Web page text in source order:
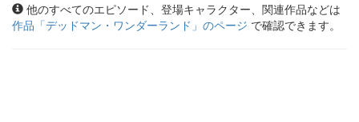
他のすべてのエピソード、登場キャラクター、関連作品などは
作品「デッドマン・ワンダーランド 」のページ で確認できます。